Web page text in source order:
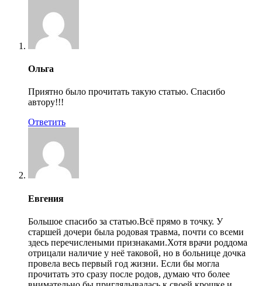
Ольга
Приятно было прочитать такую статью. Спасибо
автору!!!
Ответить
Евгения
Большое спасибо за статью.Всё прямо в точку. У
старшей дочери была родовая травма, почти со всеми
здесь перечислеными признаками.Хотя врачи роддома
отрицали наличие у неё таковой, но в больнице дочка
провела весь первый год жизни. Если бы могла
прочитать это сразу после родов, думаю что более